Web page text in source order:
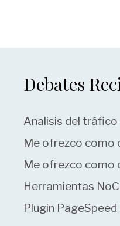
Debates
Analisis del tráfico
Me ofrezco como
Me ofrezco como
Herramientas
Plugin PageSpeed